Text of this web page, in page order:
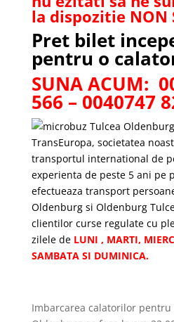
la dispozitie NON
Pret bilet
pentru o
SUNA ACUM:
566 – 0040747
TransEuropa, societatea
transportul international de
experienta de peste 5 ani pe
efectueaza transport
Oldenburg si Oldenburg
clientilor curse regulate cu
zilele deLUNI , MARTI,
SAMBATA SI DUMINICA.
Imbarcarea calatorilor pentru